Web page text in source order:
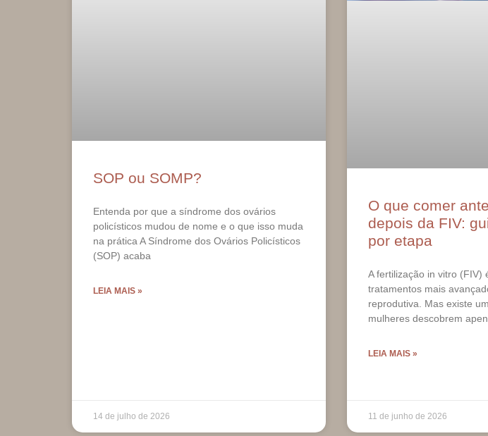
SOP ou SOMP?
Entenda por que a síndrome dos ovários
policísticos mudou de nome e o que isso muda
na prática A Síndrome dos Ovários Policísticos
(SOP) acaba
LEIA MAIS »
14 de julho de 2026
O que comer
depois da FIV:
por etapa
A fertilização in vitro (FIV)
tratamentos mais
reprodutiva. Mas existe
mulheres descobrem
LEIA MAIS »
11 de junho de 2026